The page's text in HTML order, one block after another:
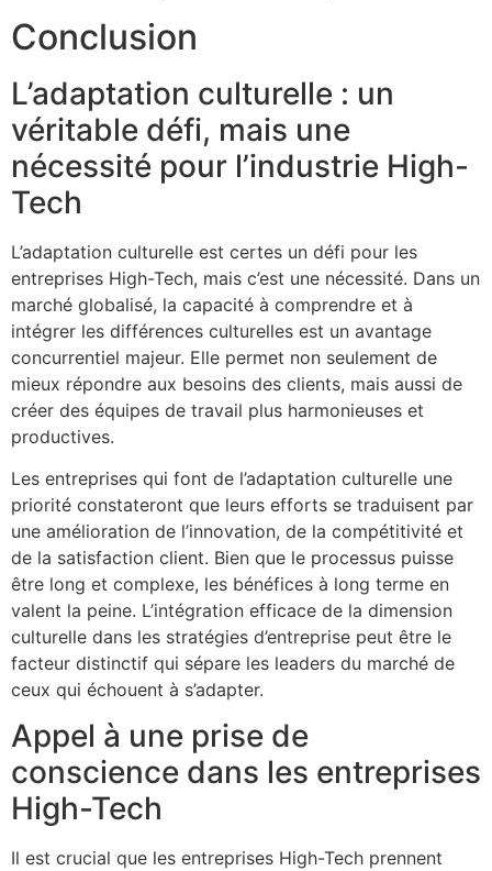
Conclusion
L’adaptation culturelle : un
véritable défi, mais une
nécessité pour l’industrie High-
Tech
L’adaptation culturelle est certes un défi pour les
entreprises High-Tech, mais c’est une nécessité. Dans un
marché globalisé, la capacité à comprendre et à
intégrer les différences culturelles est un avantage
concurrentiel majeur. Elle permet non seulement de
mieux répondre aux besoins des clients, mais aussi de
créer des équipes de travail plus harmonieuses et
productives.
Les entreprises qui font de l’adaptation culturelle une
priorité constateront que leurs efforts se traduisent par
une amélioration de l’innovation, de la compétitivité et
de la satisfaction client. Bien que le processus puisse
être long et complexe, les bénéfices à long terme en
valent la peine. L’intégration efficace de la dimension
culturelle dans les stratégies d’entreprise peut être le
facteur distinctif qui sépare les leaders du marché de
ceux qui échouent à s’adapter.
Appel à une prise de
conscience dans les entreprises
High-Tech
Il est crucial que les entreprises High-Tech prennent